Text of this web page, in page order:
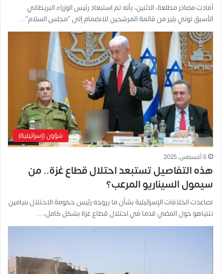
أفادت مصادر مطلعة، الاثنين، بأنه تم استبعاد رئيس الوزراء البريطاني
الأسبق توني بلير من قائمة المرشحين للانضمام إلى “مجلس السلام”…
شؤون (إسرائيلية)
6 أغسطس، 2025
هذه التفاصيل تستبعد احتلال قطاع غزة.. من
سيمول السيناريو المرعب؟
تصاعدت الخلافات الإسرائيلية بشأن ما يروجه رئيس حكومة الاحتلال بنيامين
نتنياهو حول المضي قدما في احتلال قطاع غزة بشكل كامل،…